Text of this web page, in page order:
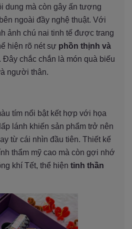
dung mà còn gây ấn tượng
ngoài đầy nghệ thuật. Với
ảnh chú nai tinh tế được trang
hiện rõ nét sự phồn thịnh và
Đây chắc chắn là món quà biếu
người thân.
tím nổi bật kết hợp với họa
lánh khiến sản phẩm trở nên
từ cái nhìn đầu tiên. Thiết kế
thẩm mỹ cao mà còn gợi nhớ
khí Tết, thể hiện tinh thần